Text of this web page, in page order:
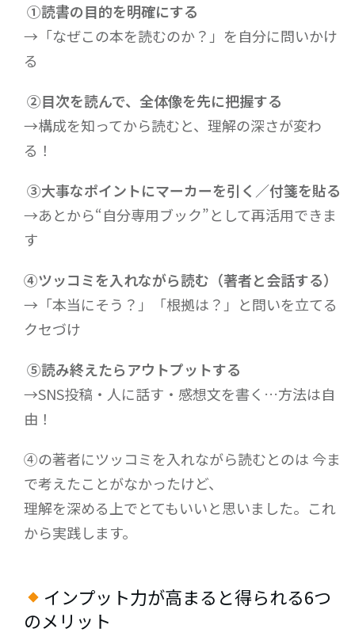
①読書の目的を明確にする
→「なぜこの本を読むのか？」を自分に問いかけ
る
②目次を読んで、全体像を先に把握する
→構成を知ってから読むと、理解の深さが変わ
る！
③大事なポイントにマーカーを引く／付箋を貼る
→あとから“自分専用ブック”として再活用できま
す
④ツッコミを入れながら読む（著者と会話する）
→「本当にそう？」「根拠は？」と問いを立てる
クセづけ
⑤読み終えたらアウトプットする
→SNS投稿・人に話す・感想文を書く…方法は自
由！
④の著者にツッコミを入れながら読むとのは 今ま
で考えたことがなかったけど、
理解を深める上でとてもいいと思いました。これ
から実践します。
インプット力が高まると得られる6つ
のメリット